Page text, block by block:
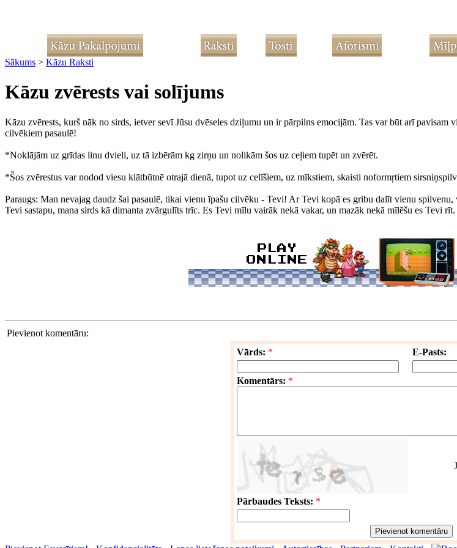
Sākums > Kāzu Raksti
Kāzu zvērests vai solījums
Kāzu zvērests, kurš nāk no sirds, ietver sevī Jūsu dvēseles dziļumu un ir pārpilns emocijām. Tas var būt arī
cilvēkiem pasaulē!
*Noklājām uz grīdas linu dvieli, uz tā izbērām kg zirņu un nolikām šos uz ceļiem tupēt un zvērēt.
*Šos zvērestus var nodod viesu klātbūtnē otrajā dienā, tupot uz celīšiem, uz mīkstiem, skaisti noformŗtiem
Paraugs: Man nevajag daudz šai pasaulē, tikai vienu īpašu cilvēku - Tevi! Ar Tevi kopā es gribu dalīt vienu
Tevi sastapu, mana sirds kā dimanta zvārgulīts trīc. Es Tevi mīlu vairāk nekā vakar, un mazāk nekā mīlēšu es Tevi rīt.
Pievienot komentāru:
Vārds: * E-Pasts:
Komentārs: *
Pārbaudes Teksts: *